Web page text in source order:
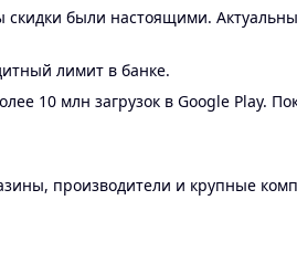
скидки были настоящими.
лимит в банке.
10 млн загрузок в Google Play.
производители и крупные